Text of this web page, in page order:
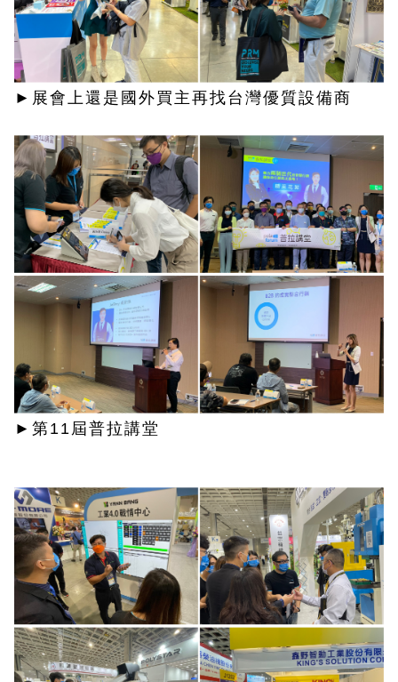
►展會上還是國外買主再找台灣優質設備商
►第11屆普拉講堂